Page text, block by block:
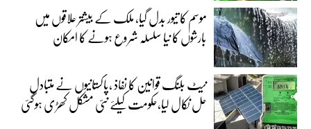
موسم کا تیور بدل گیا، ملک کے بیشتر علاقوں میں
بارشوں کا نیا سلسلہ شروع ہونے کا امکان
نیٹ بلنگ قوانین کا نفاذ ،پاکستانیوں نے متبادل
حل نکال لیا،حکومت کیلئے نئی مشکل کھڑی ہوگئی